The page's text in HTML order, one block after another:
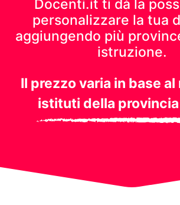
Docenti.it ti dà la
personalizzare la tua
aggiungendo più
istruzione.
Il prezzo varia in base al
istituti della